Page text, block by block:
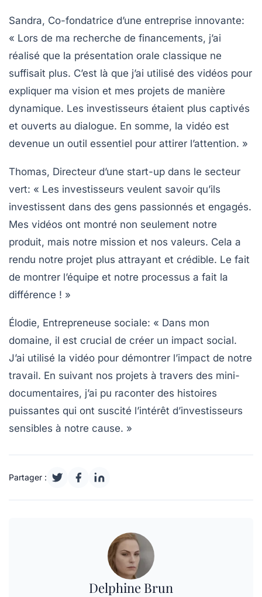
Sandra, Co-fondatrice d’une entreprise innovante:
« Lors de ma recherche de financements, j’ai
réalisé que la présentation orale classique ne
suffisait plus. C’est là que j’ai utilisé des vidéos pour
expliquer ma vision et mes projets de manière
dynamique. Les investisseurs étaient plus captivés
et ouverts au dialogue. En somme, la vidéo est
devenue un outil essentiel pour attirer l’attention. »
Thomas, Directeur d’une start-up dans le secteur
vert: « Les investisseurs veulent savoir qu’ils
investissent dans des gens passionnés et engagés.
Mes vidéos ont montré non seulement notre
produit, mais notre mission et nos valeurs. Cela a
rendu notre projet plus attrayant et crédible. Le fait
de montrer l’équipe et notre processus a fait la
différence ! »
Élodie, Entrepreneuse sociale: « Dans mon
domaine, il est crucial de créer un impact social.
J’ai utilisé la vidéo pour démontrer l’impact de notre
travail. En suivant nos projets à travers des mini-
documentaires, j’ai pu raconter des histoires
puissantes qui ont suscité l’intérêt d’investisseurs
sensibles à notre cause. »
Partager :
Delphine Brun